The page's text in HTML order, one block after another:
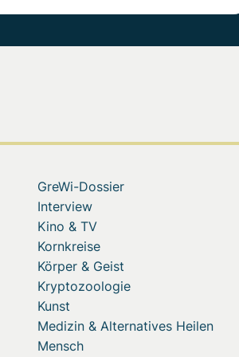
GreWi-Dossier
Interview
Kino & TV
Kornkreise
Körper & Geist
Kryptozoologie
Kunst
Medizin & Alternatives Heilen
Mensch